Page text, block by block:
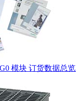
模块 订货数据总览